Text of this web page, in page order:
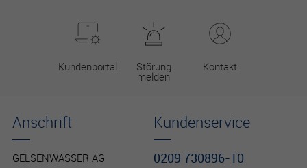
Kundenportal Störung
melden
Kontakt
Kundenservice
0209 730896-10
Anschrift
GELSENWASSER AG